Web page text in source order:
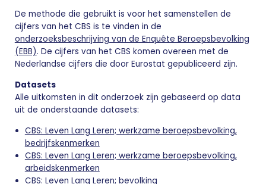
De methode die gebruikt is voor het samenstellen de
cijfers van het CBS is te vinden in de
onderzoeksbeschrijving van de Enquête Beroepsbevolking
(EBB). De cijfers van het CBS komen overeen met de
Nederlandse cijfers die door Eurostat gepubliceerd zijn.
Datasets
Alle uitkomsten in dit onderzoek zijn gebaseerd op data
uit de onderstaande datasets:
CBS: Leven Lang Leren; werkzame beroepsbevolking,
bedrijfskenmerken
CBS: Leven Lang Leren; werkzame beroepsbevolking,
arbeidskenmerken
CBS: Leven Lang Leren; bevolking